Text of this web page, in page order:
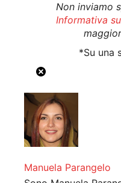
Non inviamo
Informativa
*Su una
Manuela Parangelo